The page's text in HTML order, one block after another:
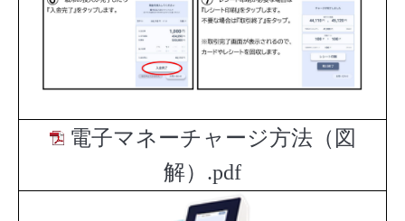
電子マネーチャージ方法（図
解）.pdf